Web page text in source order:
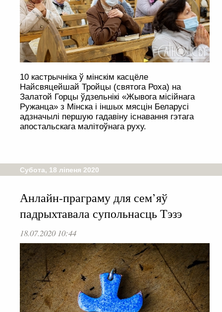
10 кастрычніка ў мінскім касцёле
Найсвяцейшай Тройцы (святога Роха) на
Залатой Горцы ўдзельнікі «Жывога місійнага
Ружанца» з Мінска і іншых мясцін Беларусі
адзначылі першую гадавіну існавання гэтага
апостальскага малітоўнага руху.
Субота, 18 ліпеня 2020
Анлайн-праграму для сем’яў
падрыхтавала супольнасць Тэзэ
18.07.2020 10:44